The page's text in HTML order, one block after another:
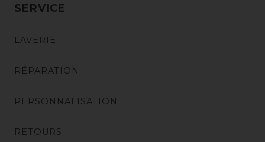
SERVICE
LAVERIE
RÉPARATION
PERSONNALISATION
RETOURS